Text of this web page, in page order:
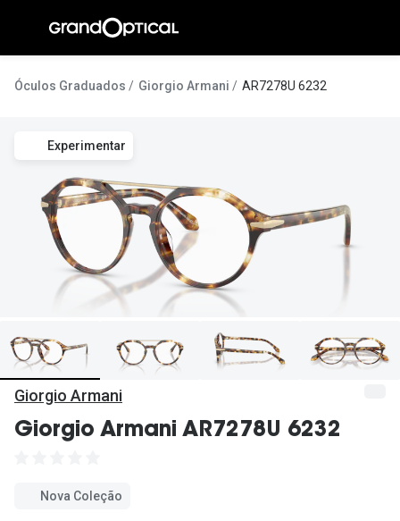
conteúdo
Pedro
Luís
Inês
Óculos Graduados Giorgio Armani AR7278U 6232
Experimentar
Giorgio Armani
Giorgio Armani AR7278U 6232
Nova Coleção